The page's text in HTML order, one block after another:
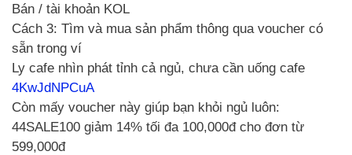
Bán / tài khoản KOL
Cách 3: Tìm và mua sản phẩm thông qua voucher có
sẵn trong ví
Ly cafe nhìn phát tỉnh cả ngủ, chưa cần uống cafe
4KwJdNPCuA
Còn mấy voucher này giúp bạn khỏi ngủ luôn:
44SALE100 giảm 14% tối đa 100,000đ cho đơn từ
599,000đ